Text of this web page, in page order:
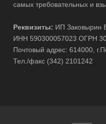
самых требовательных и
Реквизиты: ИП Заковырин
ИНН 590300057023 ОГРН
Почтовый адрес: 614000,
Тел./факс (342) 2101242